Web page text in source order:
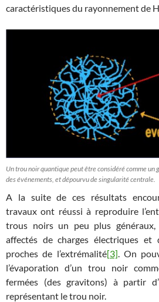
caractéristiques du rayonnement de
Un trou noir quantique peut être considéré comme un
des événements, et dépourvu de singularité centrale.
A la suite de ces résultats
travaux ont réussi à reproduire
trous noirs un peu plus
affectés de charges électriques et
proches de l’extrémalité[3] . On
l’évaporation d’un trou noir
fermées (des gravitons) à partir
représentant le trou noir.